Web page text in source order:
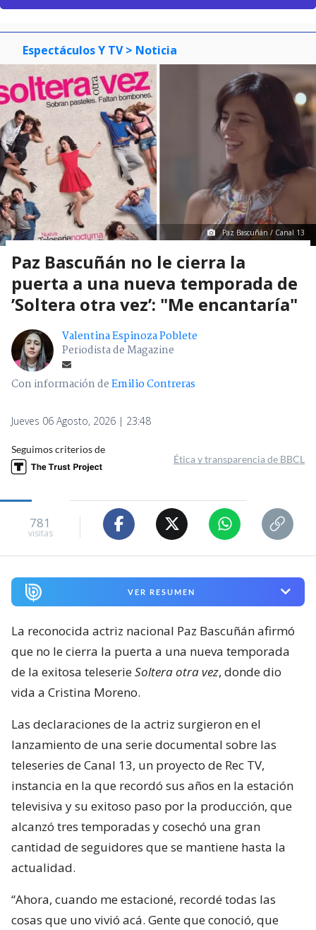
Espectáculos Y TV > Noticia
Paz Bascuñán / Canal 13
Paz Bascuñán no le cierra la
puerta a una nueva temporada de
’Soltera otra vez’: "Me encantaría"
Valentina Espinoza Poblete
Periodista de Magazine
Con información deEmilio Contreras
Jueves 06 Agosto, 2026 | 23:48
Seguimos criterios de
Ética y transparencia de BBCL
781
visitas
VER RESUMEN
La reconocida actriz nacional Paz Bascuñán afirmó
que no le cierra la puerta a una nueva temporada
de la exitosa teleserieSoltera otra vez, donde dio
vida a Cristina Moreno.
Las declaraciones de la actriz surgieron en el
lanzamiento de una serie documental sobre las
teleseries de Canal 13, un proyecto de Rec TV,
instancia en la que recordó sus años en la estación
televisiva y su exitoso paso por la producción, que
alcanzó tres temporadas y cosechó una gran
cantidad de seguidores que se mantiene hasta la
actualidad.
“Ahora, cuando me estacioné, recordé todas las
cosas que uno vivió acá. Gente que conoció, que